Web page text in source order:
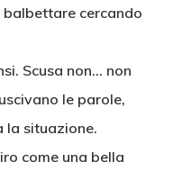
cercando
Scusa non… non
le parole,
la situazione.
come una bella